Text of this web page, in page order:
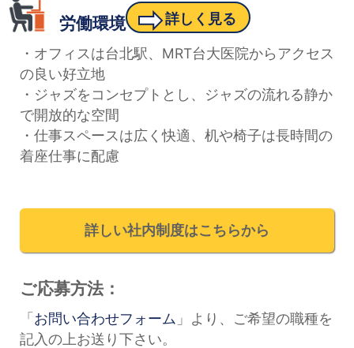
労働環境 ➡ 詳しく見る
・オフィスは台北駅、MRT台大医院からアクセス
の良い好立地
・ジャズをコンセプトとし、ジャズの流れる静か
で開放的な空間
・仕事スペースは広く快適、机や椅子は長時間の
着座仕事に配慮
詳しい社内制度はこちらから
ご応募方法：
「 お問い合わせフォーム 」より、ご希望の職種を
記入の上お送り下さい。